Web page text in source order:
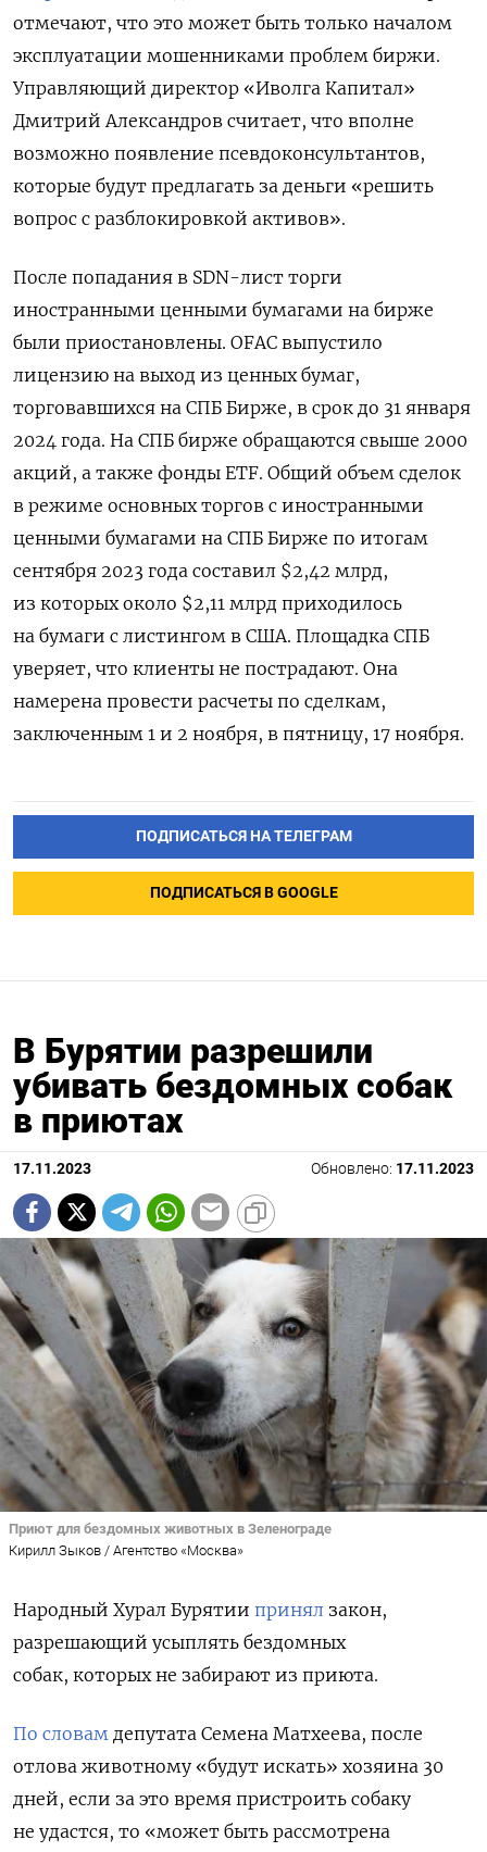
отмечают, что это может быть только началом
эксплуатации мошенниками проблем биржи.
Управляющий директор «Иволга Капитал»
Дмитрий Александров считает, что вполне
возможно появление псевдоконсультантов,
которые будут предлагать за деньги «решить
вопрос с разблокировкой активов».
После попадания в SDN-лист торги
иностранными ценными бумагами на бирже
были приостановлены. OFAC выпустило
лицензию на выход из ценных бумаг,
торговавшихся на СПБ Бирже, в срок до 31 января
2024 года. На СПБ бирже обращаются свыше 2000
акций, а также фонды ETF. Общий объем сделок
в режиме основных торгов с иностранными
ценными бумагами на СПБ Бирже по итогам
сентября 2023 года составил $2,42 млрд,
из которых около $2,11 млрд приходилось
на бумаги с листингом в США. Площадка СПБ
уверяет, что клиенты не пострадают. Она
намерена провести расчеты по сделкам,
заключенным 1 и 2 ноября, в пятницу, 17 ноября.
ПОДПИСАТЬСЯ НА ТЕЛЕГРАМ
ПОДПИСАТЬСЯ В GOOGLE
В Бурятии разрешили
убивать бездомных собак
в приютах
17.11.2023 Обновлено: 17.11.2023
Приют для бездомных животных в Зеленограде
Кирилл Зыков / Агентство «Москва»
Народный Хурал Бурятии принял закон,
разрешающий усыплять бездомных
собак, которых не забирают из приюта.
По словам депутата Семена Матхеева, после
отлова животному «будут искать» хозяина 30
дней, если за это время пристроить собаку
не удастся, то «может быть рассмотрена